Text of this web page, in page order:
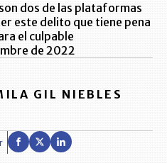
dos de las plataformas
este delito que tiene pena
el culpable
de 2022
GIL NIEBLES